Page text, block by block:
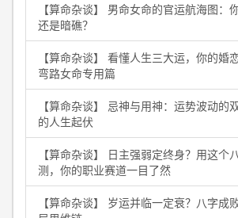
【算命杂谈】 男命女命的官运航海图：
还是暗礁？
【算命杂谈】 看懂人生三大运，你的婚
弯路女命专用篇
【算命杂谈】 忌神与用神：运势波动的
的人生起伏
【算命杂谈】 日主强弱定终身？用这个
测，你的职业赛道一目了然
【算命杂谈】 岁运并临一定衰？八字成